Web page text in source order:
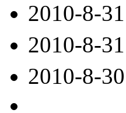
2010-8-31
2010-8-31
2010-8-30